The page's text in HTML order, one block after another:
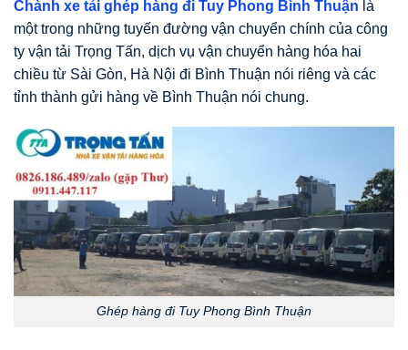
Chành xe tải ghép hàng đi Tuy Phong Bình Thuận là
một trong những tuyến đường vận chuyển chính của công
ty vận tải Trọng Tấn, dịch vụ vận chuyển hàng hóa hai
chiều từ Sài Gòn, Hà Nội đi Bình Thuận nói riêng và các
tỉnh thành gửi hàng về Bình Thuận nói chung.
Ghép hàng đi Tuy Phong Bình Thuận